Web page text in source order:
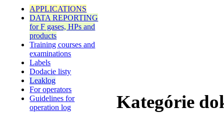
APPLICATIONS
DATA REPORTING
for F gases, HPs and
products
Training courses and
examinations
Labels
Dodacie listy
Leaklog
For operators
Guidelines for
operation log
Kategórie